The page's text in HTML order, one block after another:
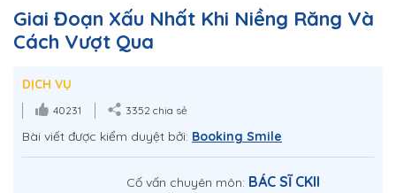
Giai Đoạn Xấu Nhất Khi Niềng Răng Và
Cách Vượt Qua
DỊCH VỤ
40231 3352 chia sẻ
Bài viết được kiểm duyệt bởi: Booking Smile
Cố vấn chuyên môn: BÁC SĨ CKII